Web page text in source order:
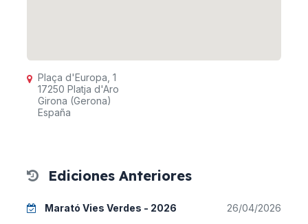
Plaça d'Europa, 1
17250 Platja d'Aro
Girona (Gerona)
España
Ediciones Anteriores
Marató Vies Verdes - 2026 26/04/2026